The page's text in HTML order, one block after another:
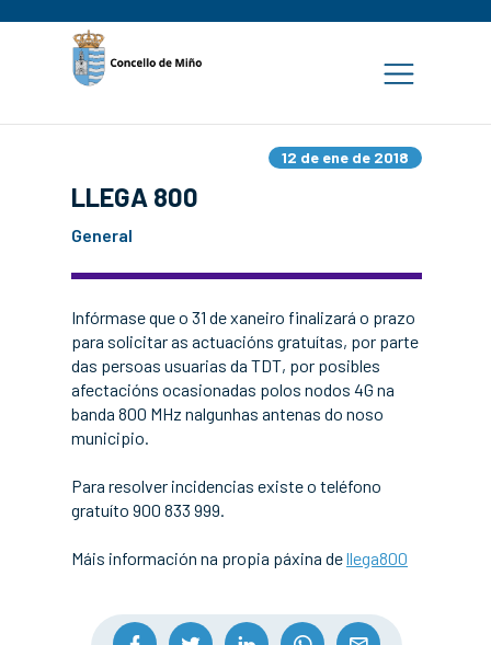
12 de ene de 2018
LLEGA 800
General
Infórmase que o 31 de xaneiro finalizará o prazo
para solicitar as actuacións gratuítas, por parte
das persoas usuarias da TDT, por posibles
afectacións ocasionadas polos nodos 4G na
banda 800 MHz nalgunhas antenas do noso
municipio.
Para resolver incidencias existe o teléfono
gratuíto 900 833 999.
Máis información na propia páxina dellega800